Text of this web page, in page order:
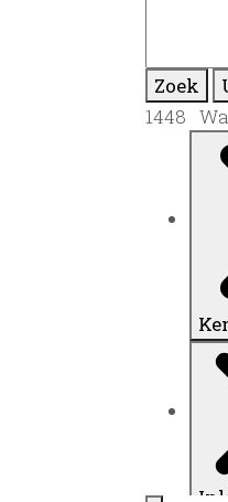
Zoek
1448